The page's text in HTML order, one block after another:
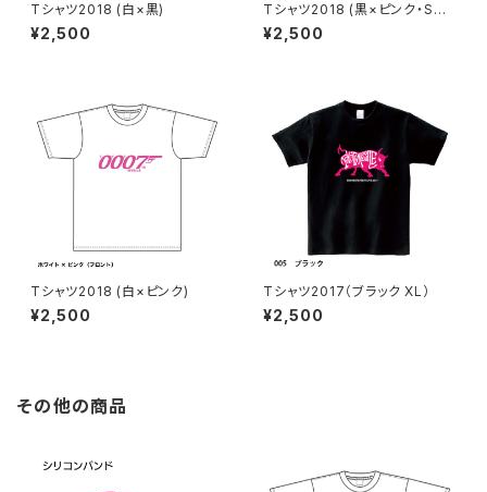
Tシャツ2018 (白×黒)
¥2,500
Tシャツ2018 (黒×ピンク・Sサ
イズ)
¥2,500
Tシャツ2018 (白×ピンク)
¥2,500
Tシャツ2017（ブラック XL）
¥2,500
その他の商品